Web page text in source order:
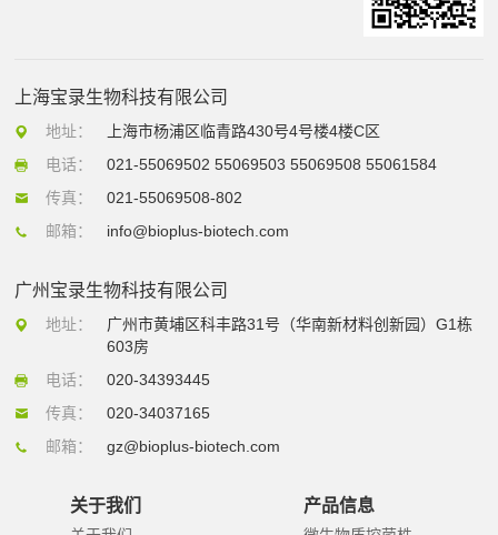
上海宝录生物科技有限公司
地址：
上海市杨浦区临青路430号4号楼4楼C区
电话：
021-55069502 55069503 55069508 55061584
传真：
021-55069508-802
邮箱：
info@bioplus-biotech.com
广州宝录生物科技有限公司
地址：
广州市黄埔区科丰路31号（华南新材料创新园）G1栋
603房
电话：
020-34393445
传真：
020-34037165
邮箱：
gz@bioplus-biotech.com
关于我们 产品信息